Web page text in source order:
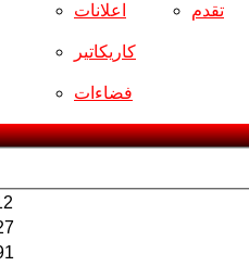
اعلانات
كاريكاتير
فضاءات
تقدم